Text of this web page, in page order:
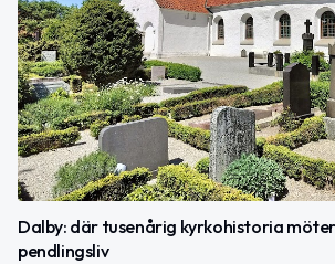
Dalby: där tusenårig kyrkohistoria
pendlingsliv